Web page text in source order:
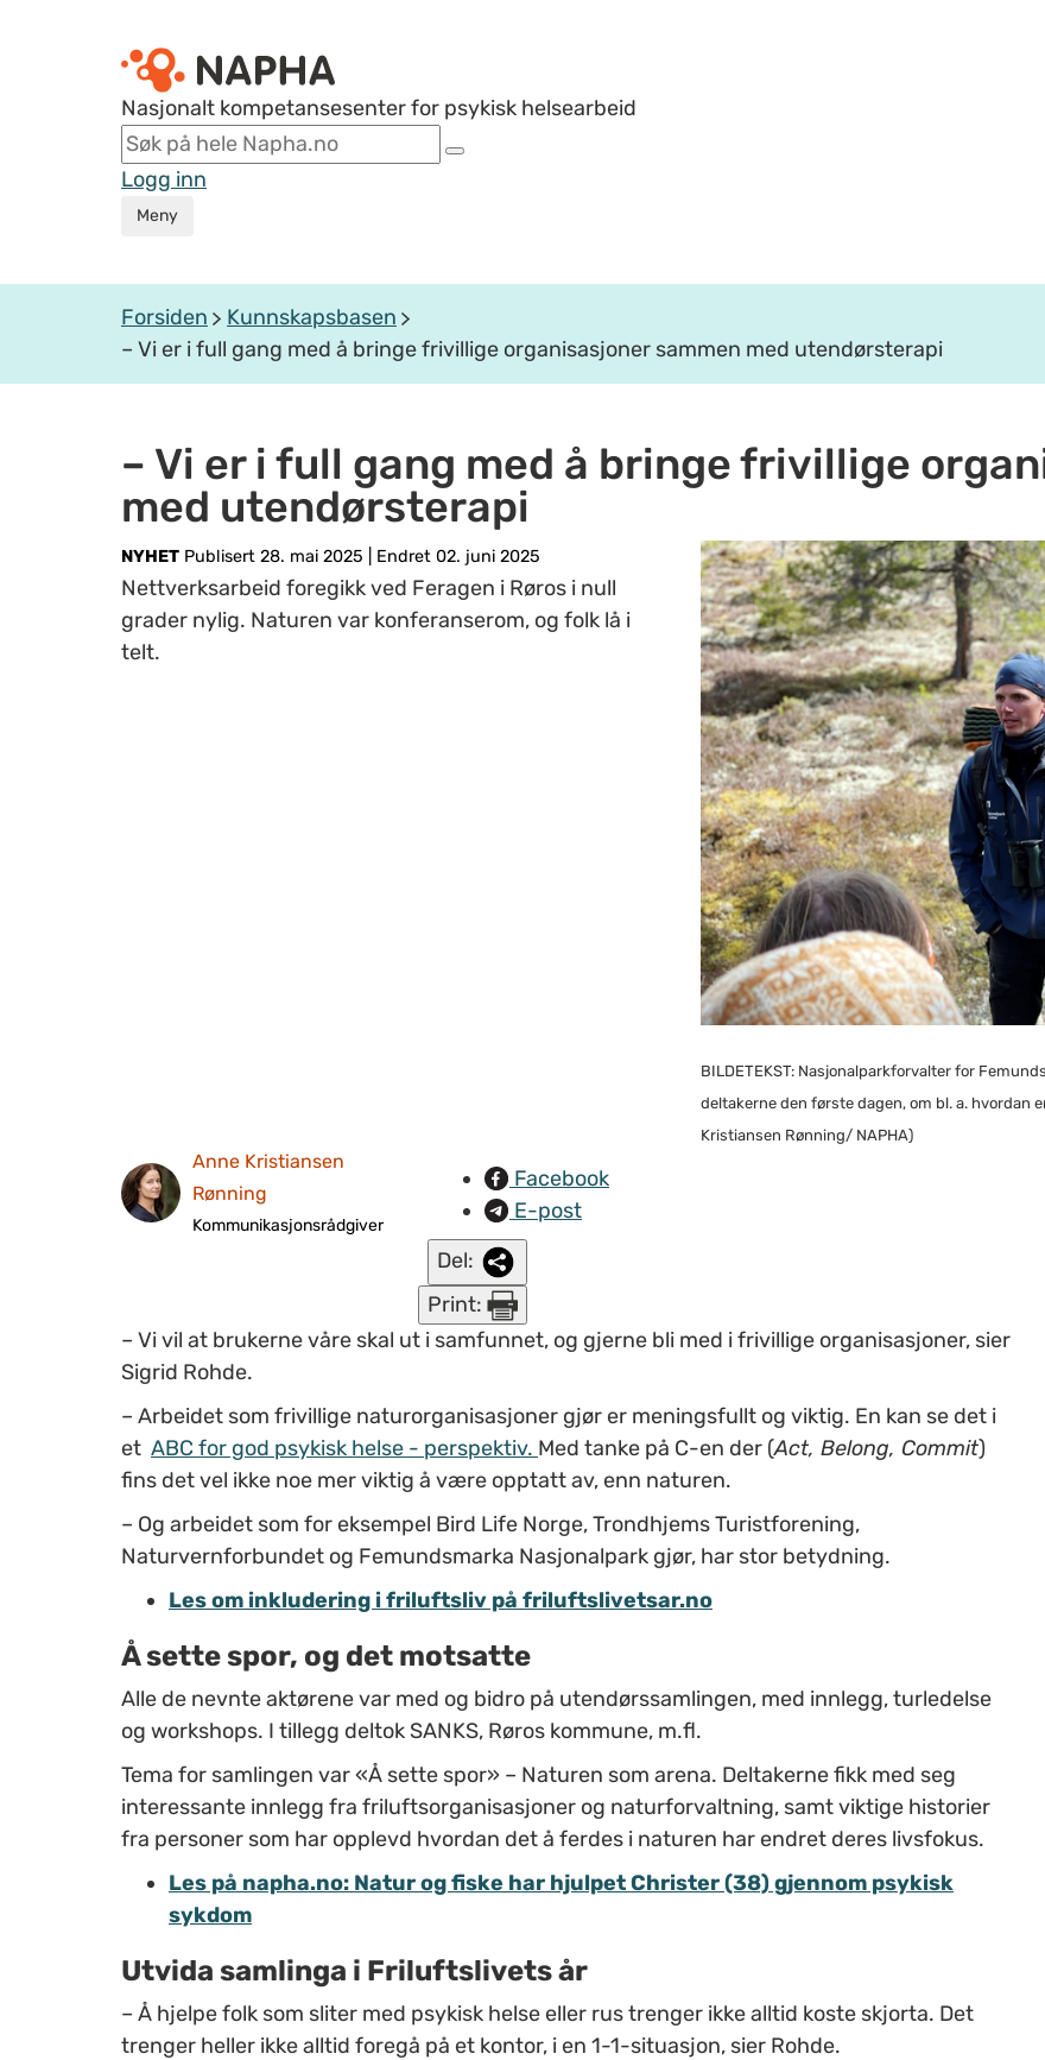
Nasjonalt kompetansesenter for psykisk helsearbeid
Logg inn
Meny
Forsiden
Kunnskapsbasen
– Vi er i full gang med å bringe frivillige organisasjoner sammen med utendørsterapi
– Vi er i full gang med å bringe frivillige
med utendørsterapi
NYHET Publisert 28. mai 2025 Endret 02. juni 2025
Nettverksarbeid foregikk ved Feragen i Røros i null
grader nylig. Naturen var konferanserom, og folk lå i
telt.
BILDETEKST: Nasjonalparkforvalter for
deltakerne den første dagen, om bl. a. hvordan
Kristiansen Rønning/ NAPHA)
Anne Kristiansen
Rønning
Kommunikasjonsrådgiver
Facebook
E-post
Del:
Print:
– Vi vil at brukerne våre skal ut i samfunnet, og gjerne bli med i frivillige organisasjoner, sier
Sigrid Rohde.
– Arbeidet som frivillige naturorganisasjoner gjør er meningsfullt og viktig. En kan se det i
et ABC for god psykisk helse - perspektiv. Med tanke på C-en der (Act, Belong, Commit)
fins det vel ikke noe mer viktig å være opptatt av, enn naturen.
– Og arbeidet som for eksempel Bird Life Norge, Trondhjems Turistforening,
Naturvernforbundet og Femundsmarka Nasjonalpark gjør, har stor betydning.
Les om inkludering i friluftsliv på friluftslivetsar.no
Å sette spor, og det motsatte
Alle de nevnte aktørene var med og bidro på utendørssamlingen, med innlegg, turledelse
og workshops. I tillegg deltok SANKS, Røros kommune, m.fl.
Tema for samlingen var «Å sette spor» – Naturen som arena. Deltakerne fikk med seg
interessante innlegg fra friluftsorganisasjoner og naturforvaltning, samt viktige historier
fra personer som har opplevd hvordan det å ferdes i naturen har endret deres livsfokus.
Les på napha.no: Natur og fiske har hjulpet Christer (38) gjennom psykisk
sykdom
Utvida samlinga i Friluftslivets år
– Å hjelpe folk som sliter med psykisk helse eller rus trenger ikke alltid koste skjorta. Det
trenger heller ikke alltid foregå på et kontor, i en 1-1-situasjon, sier Rohde.